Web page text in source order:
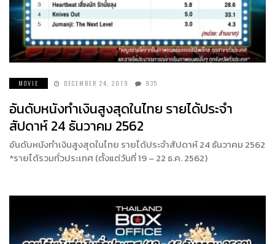
MOVIE DECEMBER 24, 2019 935
อันดับหนังทำเงินสูงสุดในไทย รายได้ประจำ
สัปดาห์ 24 ธันวาคม 2562
อันดับหนังทำเงินสูงสุดในไทย รายได้ประจำสัปดาห์ 24 ธันวาคม 2562
*รายได้รวมทั่วประเทศ (ตั้งแต่วันที่ 19 – 22 ธ.ค. 2562)